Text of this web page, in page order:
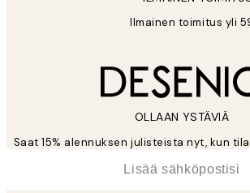
Ilmainen toimitus yli
OLLAAN YSTÄVIÄ
Saat 15% alennuksen julisteista nyt, kun